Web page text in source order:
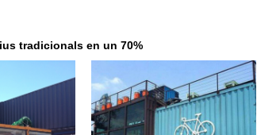
tradicionals en un 70%